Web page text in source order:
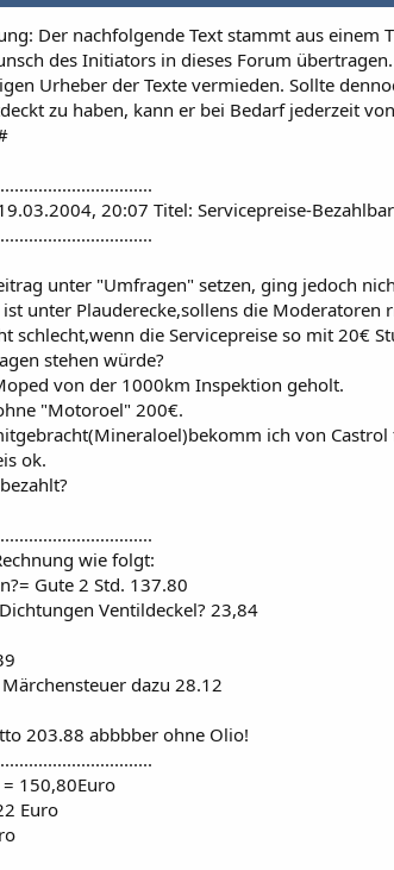
Der nachfolgende Text stammt aus einem
des Initiators in dieses Forum
Urheber der Texte vermieden. Sollte
zu haben, kann er bei Bedarf jederzeit
20:07 Titel: Servicepreise-
unter "Umfragen" setzen, ging jedoch
unter Plauderecke,sollens die Moderatoren
schlecht,wenn die Servicepreise so mit 20€
stehen würde?
von der 1000km Inspektion geholt.
"Motoroel" 200€.
ich von Castrol
ok.
wie folgt:
Gute 2 Std. 137.80
Ventildeckel? 23,84
dazu 28.12
203.88 abbbber ohne Olio!
150,80Euro
Euro